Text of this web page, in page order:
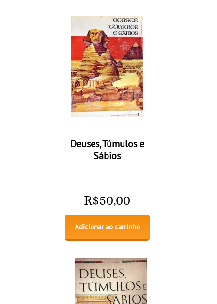
Deuses, Túmulos e
Sábios
R$50,00
Adicionar ao carrinho